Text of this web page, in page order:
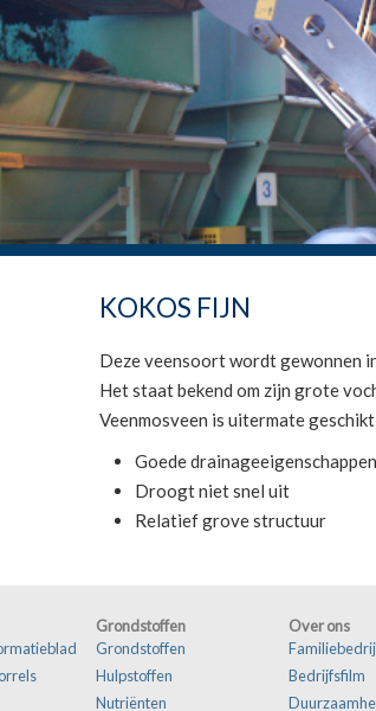
KOKOS FIJN
Deze veensoort wordt gewonnen
Het staat bekend om zijn grote
Veenmosveen is uitermate
Goede drainageeigenschappen
Droogt niet snel uit
Relatief grove structuur
Grondstoffen Over ons
Grondstoffen
Hulpstoffen
Nutriënten
Bedrijfsfilm